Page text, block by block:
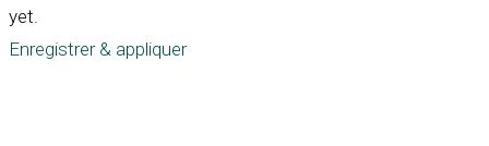
yet.
Enregistrer & appliquer